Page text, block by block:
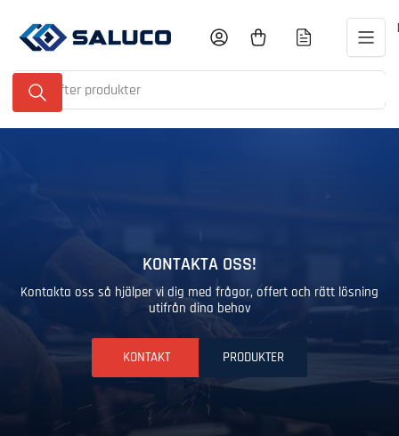
innehållet
Sök
efter
produkter
Logga in Öppna minikundvagnen
KONTAKTA OSS!
Kontakta oss så hjälper vi dig med frågor, offert och rätt lösning
utifrån dina behov
KONTAKT PRODUKTER